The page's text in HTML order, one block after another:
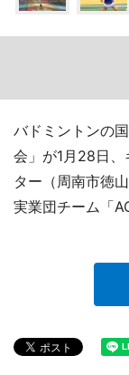
バドミントンの
会」が1月28日
ター（周南市徳
実業団チーム「